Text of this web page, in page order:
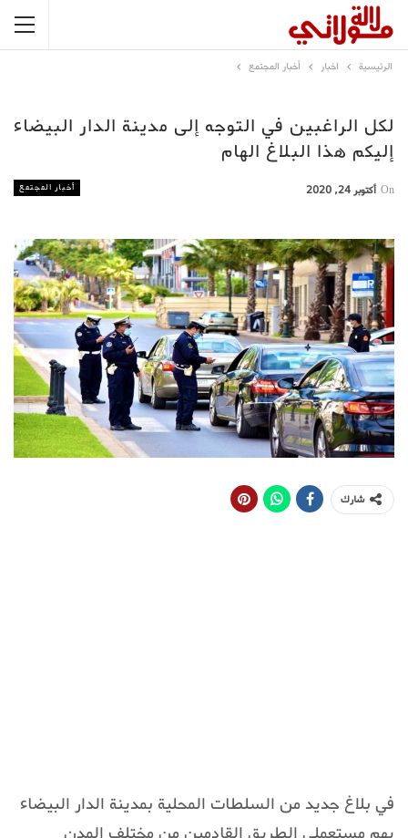
الرئيسية اخبار أخبار المجتمع
لكل الراغبين في التوجه إلى مدينة الدار البيضاء
إليكم هذا البلاغ الهام
أخبار المجتمع On أكتوبر 24, 2020
شارك
في بلاغ جديد من السلطات المحلية بمدينة الدار البيضاء